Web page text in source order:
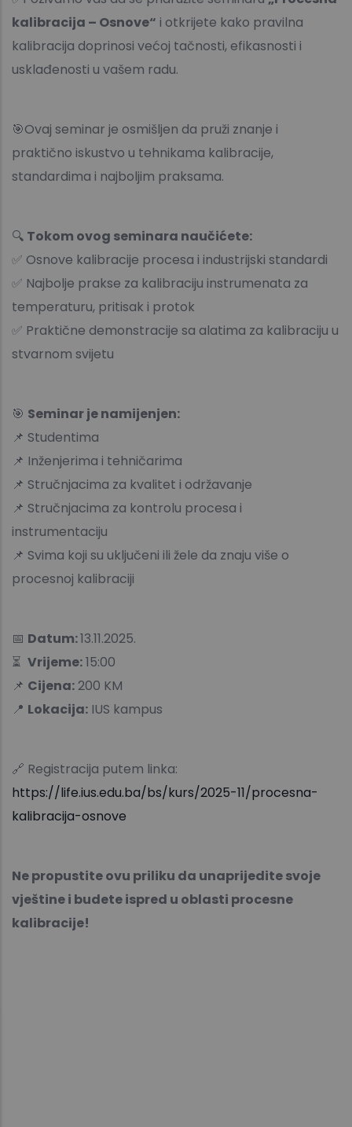
kalibracija – Osnove“ i otkrijete kako pravilna
kalibracija doprinosi većoj tačnosti, efikasnosti i
usklađenosti u vašem radu.
🎯Ovaj seminar je osmišljen da pruži znanje i
praktično iskustvo u tehnikama kalibracije,
standardima i najboljim praksama.
🔍 Tokom ovog seminara naučićete:
✅ Osnove kalibracije procesa i industrijski standardi
✅ Najbolje prakse za kalibraciju instrumenata za
temperaturu, pritisak i protok
✅ Praktične demonstracije sa alatima za kalibraciju u
stvarnom svijetu
🎯 Seminar je namijenjen:
📌 Studentima
📌 Inženjerima i tehničarima
📌 Stručnjacima za kvalitet i održavanje
📌 Stručnjacima za kontrolu procesa i
instrumentaciju
📌 Svima koji su uključeni ili žele da znaju više o
procesnoj kalibraciji
📅 Datum:13.11.2025.
⏳ Vrijeme:15:00
📌 Cijena:200 KM
📍 Lokacija: IUS kampus
🔗 Registracija putem linka:
https://life.ius.edu.ba/bs/kurs/2025-11/procesna-
kalibracija-osnove
Ne propustite ovu priliku da unaprijedite svoje
vještine i budete ispred u oblasti procesne
kalibracije!